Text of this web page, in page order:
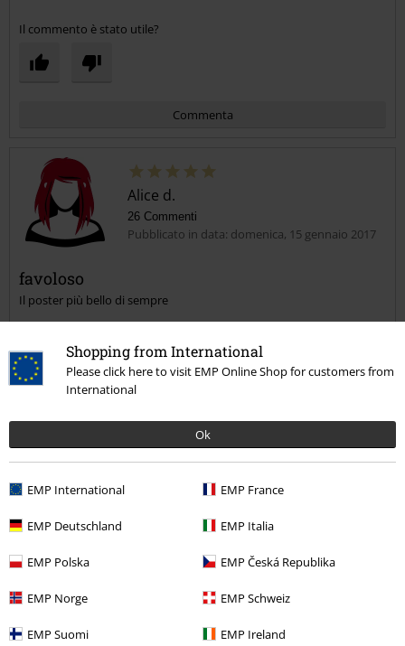
Shopping from International
Please click here to visit EMP Online Shop for customers from
International
Ok
EMP International EMP France
EMP Deutschland EMP Italia
EMP Polska EMP Česká Republika
EMP Norge EMP Schweiz
EMP Suomi EMP Ireland
Il commento è stato utile?
Commenta
Invia un commento
Alice d.
26 Commenti
Pubblicato in data: domenica, 15 gennaio 2017
favoloso
Il poster più bello di sempre
Recensione verificata
Il commento è stato utile?
Commenta